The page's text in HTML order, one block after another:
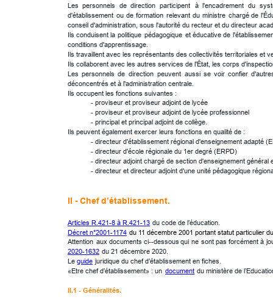
Les personnels de direction participent à l'encadrement du
d'établissement ou de formation relevant du ministre chargé de
conseil d'administration, sous l'autorité du recteur et du directeur
Ils conduisent la politique pédagogique et éducative de
conditions d'apprentissage.
Ils travaillent avec les représentants des collectivités territoriales et
Ils collaborent avec les autres services de l'État, les corps
Les personnels de direction peuvent aussi se voir confier
déconcentrés et à l'administration centrale.
Ils occupent les fonctions suivantes :
- proviseur et proviseur adjoint de lycée
- proviseur et proviseur adjoint de lycée professionnel
- principal et principal adjoint de collège.
Ils peuvent également exercer leurs fonctions en qualité de :
- directeur d'établissement régional d'enseignement adapté
- directeur d'école régionale du 1er degré (ERPD)
- directeur adjoint chargé de section d'enseignement général
- directeur et directeur adjoint d'une unité pédagogique
II - Chef d’établissement.
Articles R.421-8 à R.421-13 du code de l’éducation.
Décret n°2001-1174 du 11 décembre 2001 portant statut particulier
Attention aux documents ci--dessous qui ne sont pas forcément à
2020-1632 du 21 décembre 2020.
Le guide juridique du chef d’établissement en fiches.
«Etre chef d’établissement» : un document du ministère de
II.1 - Généralités.